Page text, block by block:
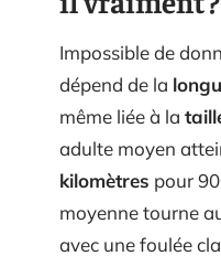
Impossible de
dépend de la
même liée à la
adulte moyen
kilomètres pour
moyenne tourne
avec une foulée